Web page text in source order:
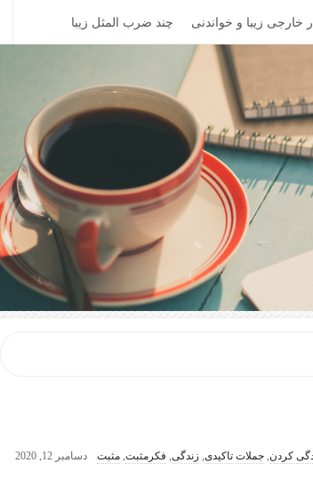
خارجی زیبا و خواندنی چند ضرب المثل زیبا
کردن, جملات تاکیدی, زندگی, فکرمثبت, مثبت دسامبر 12, 2020